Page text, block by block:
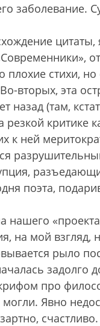
заболевание.
плохие стихи,
вторых, эта
назад (там,
резкой критике
к ней
поэта,
нашего
на мой взгляд,
рыло
задолго
про
Явно